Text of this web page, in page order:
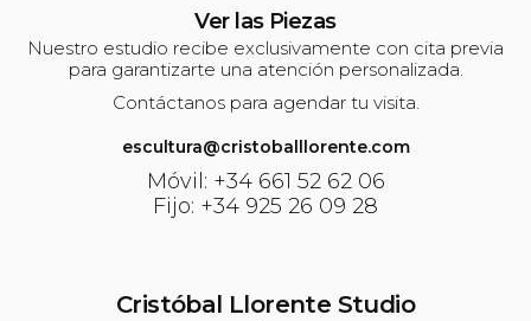
Ver las Piezas
Nuestro estudio recibe exclusivamente con cita previa
para garantizarte una atención personalizada.
Contáctanos para agendar tu visita.
escultura@cristoballlorente.com
Móvil: +34 661 52 62 06
Fijo: +34 925 26 09 28
Cristóbal Llorente Studio